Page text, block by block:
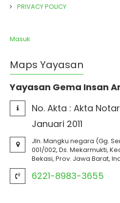
PRIVACY POLICY
Masuk
Maps Yayasan
Yayasan Gema Insan
No. Akta : Akta
Januari 2011
Jln. Mangku negara (Gg.
001/002, Ds. Mekarmukti,
Bekasi, Prov. Jawa Barat,
6221-8983-3655